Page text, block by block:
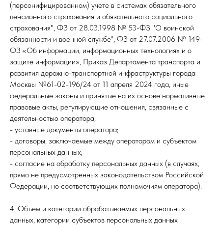
(персонифицированном) учете в системах обязательного
пенсионного страхования и обязательного социального
страхования", ФЗ от 28.03.1998 № 53-ФЗ "О воинской
обязанности и военной службе", ФЗ от 27.07.2006 № 149-
ФЗ «Об информации, информационных технологиях и о
защите информации», Приказ Департамента транспорта и
развития дорожно-транспортной инфраструктуры города
Москвы №61-02-196/24 от 11 апреля 2024 года, иные
федеральные законы и принятые на их основе нормативные
правовые акты, регулирующие отношения, связанные с
деятельностью оператора;
- уставные документы оператора;
- договоры, заключаемые между оператором и субъектом
персональных данных;
- согласие на обработку персональных данных (в случаях,
прямо не предусмотренных законодательством Российской
Федерации, но соответствующих полномочиям оператора).
4. Объем и категории обрабатываемых персональных
данных, категории субъектов персональных данных